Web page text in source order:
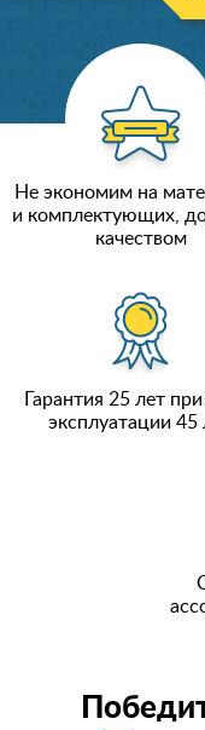
Не экономим на
и комплектующих,
качеством
Гарантия 25 лет
эксплуатации 45